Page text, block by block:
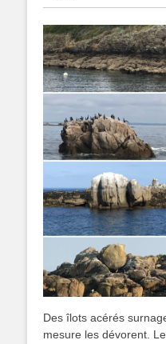
Des îlots acérés
mesure les dévorent.